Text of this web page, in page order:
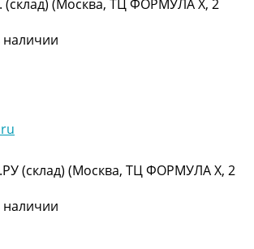
(Москва, ТЦ ФОРМУЛА Х, 2
наличии
(склад) (Москва, ТЦ ФОРМУЛА Х, 2
наличии